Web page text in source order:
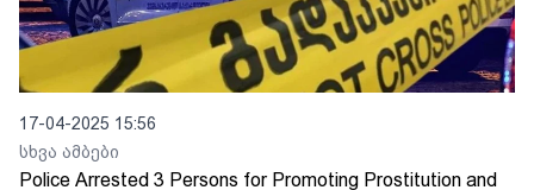
17-04-2025 15:56
სხვა ამბები
Police Arrested 3 Persons for Promoting Prostitution and